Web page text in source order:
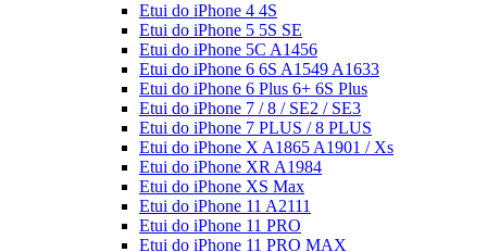
Etui do iPhone 4 4S
Etui do iPhone 5 5S SE
Etui do iPhone 5C A1456
Etui do iPhone 6 6S A1549 A1633
Etui do iPhone 6 Plus 6+ 6S Plus
Etui do iPhone 7 / 8 / SE2 / SE3
Etui do iPhone 7 PLUS / 8 PLUS
Etui do iPhone X A1865 A1901 / Xs
Etui do iPhone XR A1984
Etui do iPhone XS Max
Etui do iPhone 11 A2111
Etui do iPhone 11 PRO
Etui do iPhone 11 PRO MAX